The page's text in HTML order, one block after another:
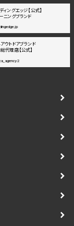
ィングエッジ【公式】
ーニングブランド
ウトドアブランド
代理店【公式】